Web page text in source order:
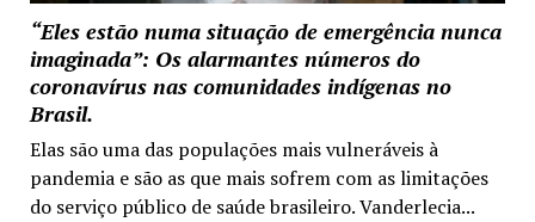
“Eles estão numa situação de emergência nunca
imaginada”: Os alarmantes números do
coronavírus nas comunidades indígenas no
Brasil.
Elas são uma das populações mais vulneráveis à
pandemia e são as que mais sofrem com as limitações
do serviço público de saúde brasileiro. Vanderlecia...